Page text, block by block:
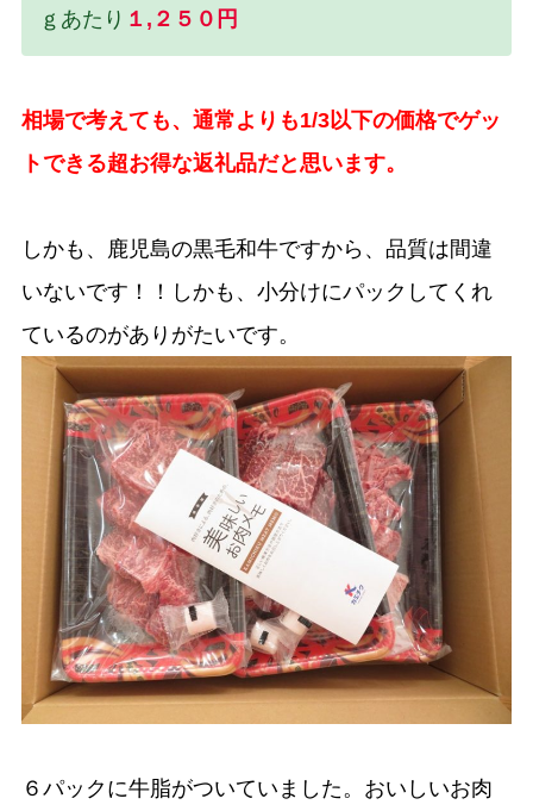
ｇあたり １,２５０円
相場で考えても、通常よりも1/3以下の価格でゲッ
トできる超お得な返礼品だと思います。
しかも、鹿児島の黒毛和牛ですから、品質は間違
いないです！！しかも、小分けにパックしてくれ
ているのがありがたいです。
６パックに牛脂がついていました。おいしいお肉